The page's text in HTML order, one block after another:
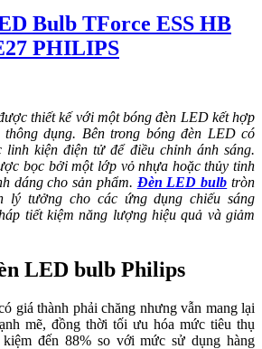
Bulb TForce ESS HB
PHILIPS
thiết kế với một bóng đèn LED kết hợp
dụng. Bên trong bóng đèn LED có
kiện điện tử để điều chỉnh ánh sáng.
bọc bởi một lớp vỏ nhựa hoặc thủy tinh
dáng cho sản phẩm. Đèn LED bulb tròn
lý tưởng cho các ứng dụng chiếu sáng
tiết kiệm năng lượng hiệu quả và giảm
LED bulb Philips
giá thành phải chăng nhưng vẫn mang lại
mẽ, đồng thời tối ưu hóa mức tiêu thụ
đến 88% so với mức sử dụng hàng